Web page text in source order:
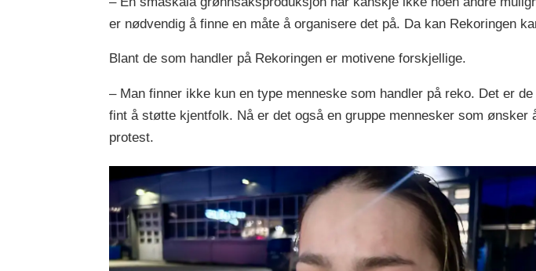
er nødvendig å finne en måte å organisere det på. Da kan Rekoringen
Blant de som handler på Rekoringen er motivene forskjellige.
– Man finner ikke kun en type menneske som handler på reko. Det er
fint å støtte kjentfolk. Nå er det også en gruppe mennesker som
protest.